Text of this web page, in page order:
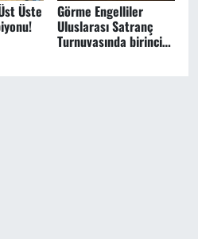
Üste Görme Engelliler
Uluslarası Satranç
Turnuvasında birinci